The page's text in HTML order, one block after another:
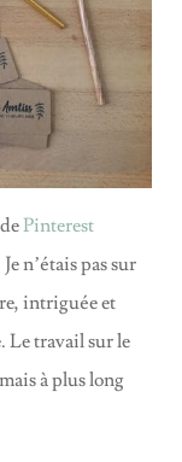
Pinterest
n’étais pas sur
intriguée et
Le travail sur le
à plus long